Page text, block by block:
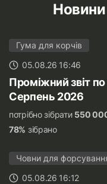
Новини
Гума для корчів
05.08.26 16:46
Проміжний звіт
Серпень 2026
потрібно зібрати 550
78% зібрано
Човни для
05.08.26 16:12